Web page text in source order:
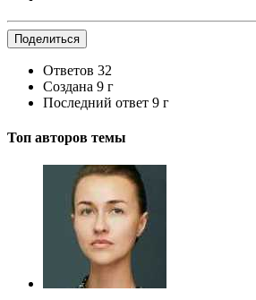
Поделиться
Ответов 32
Создана 9 г
Последний ответ 9 г
Топ авторов темы